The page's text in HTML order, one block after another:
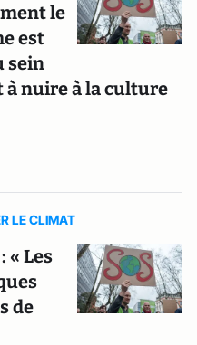
le
est
sein
à nuire à la culture
LE CLIMAT
« Les
de